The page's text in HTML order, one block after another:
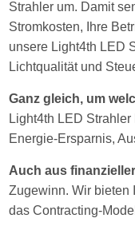
Strahler um. Damit
Stromkosten, Ihre
unsere Light4th LED
Lichtqualität und
Ganz gleich, um
Light4th LED
Energie-Ersparnis,
Auch aus
Zugewinn. Wir bieten
das Contracting-